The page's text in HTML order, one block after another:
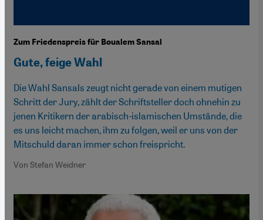
Zum Friedenspreis für Boualem Sansal
Gute, feige Wahl
Die Wahl Sansals zeugt nicht gerade von einem mutigen
Schritt der Jury, zählt der Schriftsteller doch ohnehin zu
jenen Kritikern der arabisch-islamischen Umstände, die
es uns leicht machen, ihm zu folgen, weil er uns von der
Mitschuld daran immer schon freispricht.
Von Stefan Weidner